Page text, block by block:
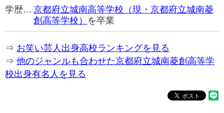
学歴… 京都府立城南高等学校（現・京都府立城南菱
創高等学校） を卒業
⇒ お笑い芸人出身高校ランキングを見る
⇒ 他のジャンルも合わせた京都府立城南菱創高等学
校出身有名人を見る